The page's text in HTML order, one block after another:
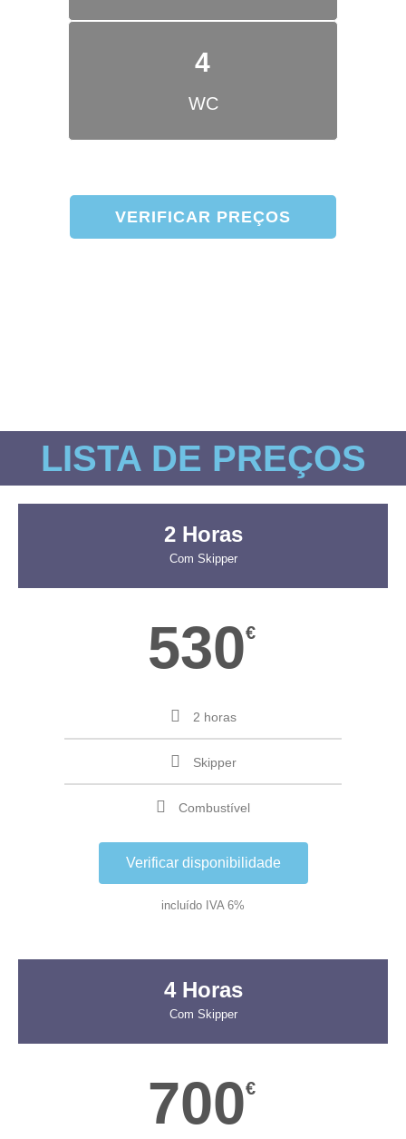
4
WC
VERIFICAR PREÇOS
LISTA DE PREÇOS
2 Horas
Com Skipper
530€
2 horas
Skipper
Combustível
Verificar disponibilidade
incluído IVA 6%
4 Horas
Com Skipper
700€